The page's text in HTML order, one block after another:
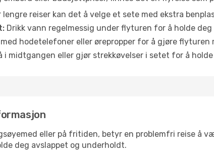
lengre reiser kan det å velge et sete med ekstra
Drikk vann regelmessig under flyturen for å holde
med hodetelefoner eller ørepropper for å gjøre
i midtgangen eller gjør strekkøvelser i setet for å
eller på fritiden, betyr en problemfri reise å
deg avslappet og underholdt.